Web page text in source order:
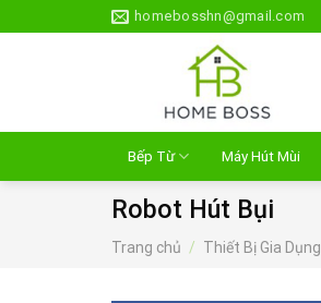
to
homebosshn@gmail.com
Bếp Từ Máy Hút Mùi
Robot Hút Bụi
Trang chủ / Thiết Bị Gia Dụng